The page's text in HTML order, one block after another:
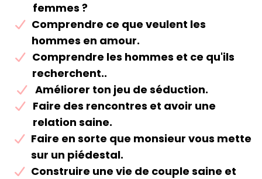
femmes ?
​Comprendre ce que veulent les
hommes en amour.
​Comprendre les hommes et ce qu'ils
recherchent..
​Améliorer ton jeu de séduction.
​Faire des rencontres et avoir une
relation saine.
Faire en sorte que monsieur vous mette
sur un piédestal.
​Construire une vie de couple saine et